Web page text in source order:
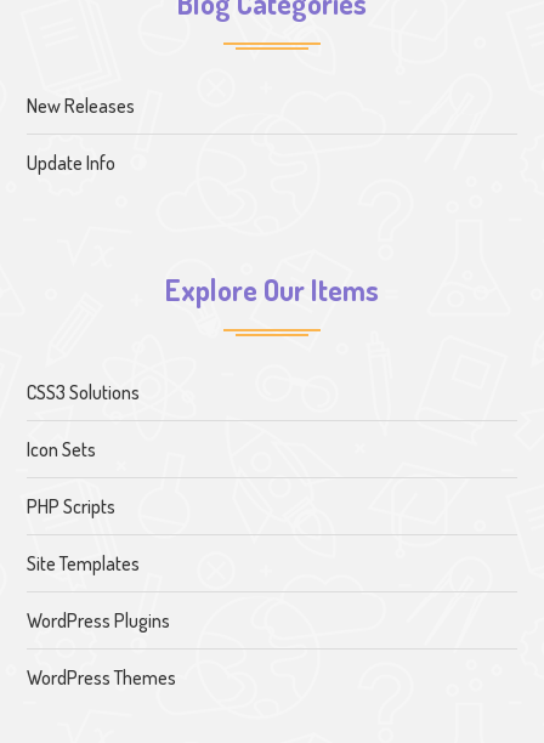
New Releases
Update Info
Explore Our Items
CSS3 Solutions
Icon Sets
PHP Scripts
Site Templates
WordPress Plugins
WordPress Themes